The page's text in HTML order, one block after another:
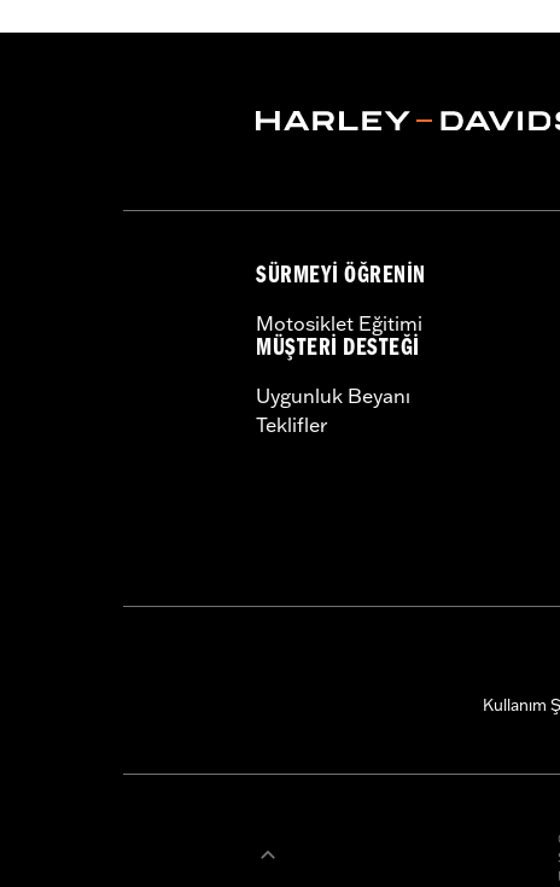
accessory wheel with 3.25" bolt circle
Side of Bike:Left or Right
SÜRMEYI ÖĞRENIN
Motosiklet Eğitimi
MÜŞTERI DESTEĞI
Uygunluk Beyanı
Teklifler
Kullanım